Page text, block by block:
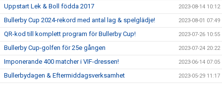
Uppstart Lek & Boll födda 2017 2023-08-14 10:12
Bullerby Cup 2024-rekord med antal lag & spelglädje! 2023-08-01 07:49
QR-kod till komplett program för Bullerby Cup! 2023-07-26 10:55
Bullerby Cup-golfen för 25e gången 2023-07-24 20:22
Imponerande 400 matcher i VIF-dressen! 2023-06-14 07:05
Bullerbydagen & Eftermiddagsverksamhet 2023-05-29 11:17